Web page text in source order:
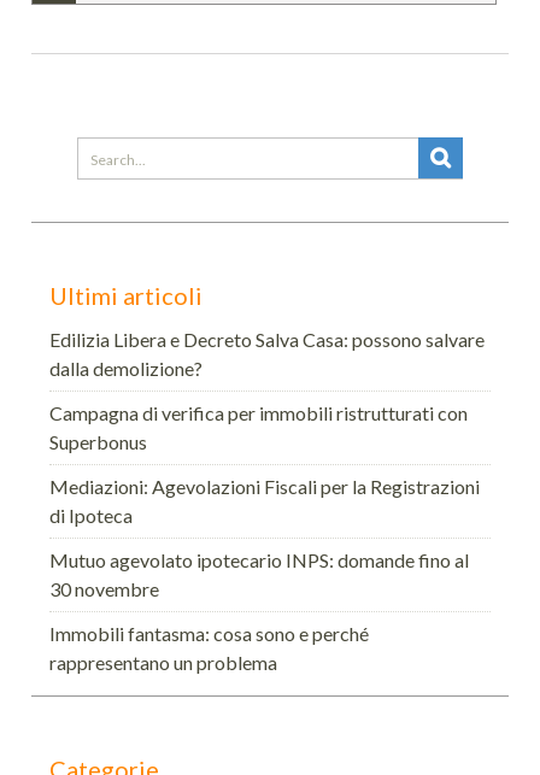
Search
for:
Ultimi articoli
Edilizia Libera e Decreto Salva Casa: possono salvare
dalla demolizione?
Campagna di verifica per immobili ristrutturati con
Superbonus
Mediazioni: Agevolazioni Fiscali per la Registrazioni
di Ipoteca
Mutuo agevolato ipotecario INPS: domande fino al
30 novembre
Immobili fantasma: cosa sono e perché
rappresentano un problema
Categorie